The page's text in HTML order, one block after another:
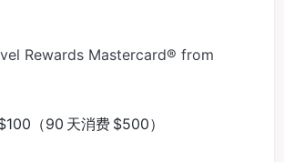
Rewards Mastercard® from
（90 天消费 $500）